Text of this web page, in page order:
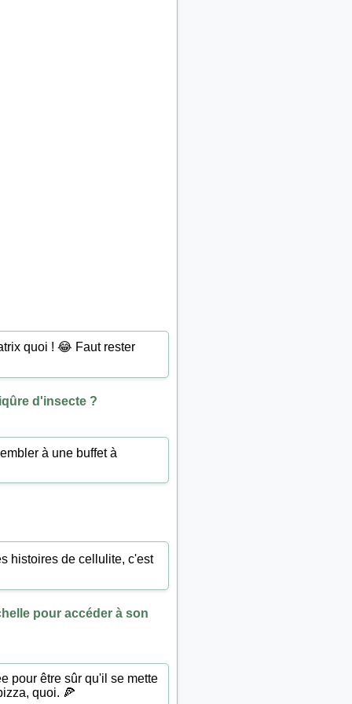
quoi ! 😂 Faut rester
d'insecte ?
à une buffet à
histoires de cellulite, c'est
pour accéder à son
pour être sûr qu'il se mette
quoi. 🍕